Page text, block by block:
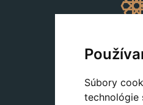
Súbory
technológie
+420 311